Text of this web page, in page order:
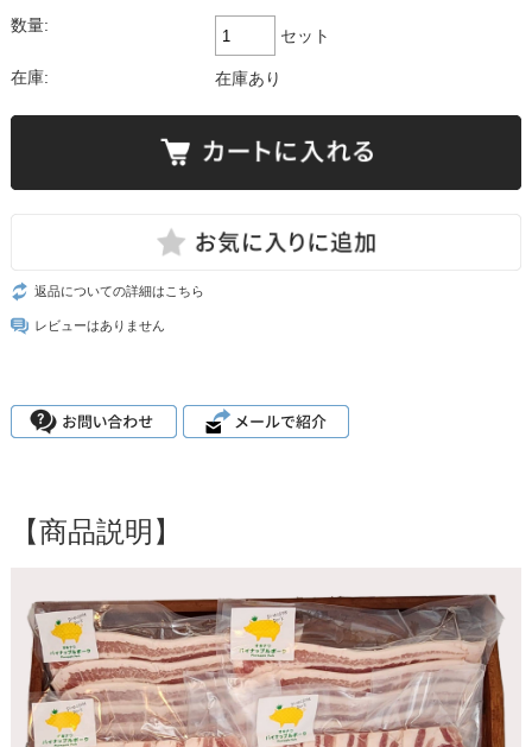
数量:
セット
在庫: 在庫あり
返品についての詳細はこちら
レビューはありません
【商品説明】